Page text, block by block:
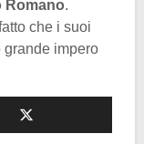
Romano.
che i suoi
grande impero